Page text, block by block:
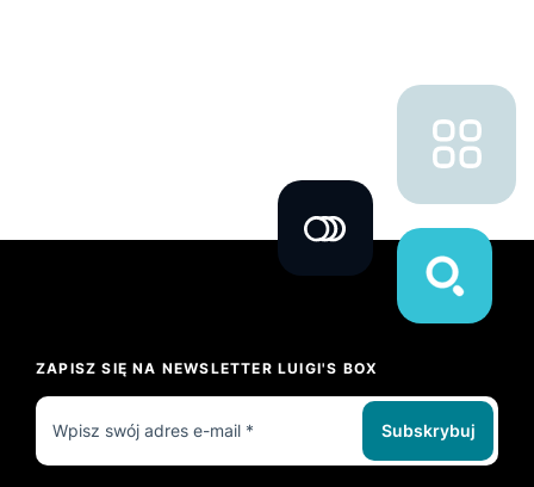
ZAPISZ SIĘ NA NEWSLETTER LUIGI'S BOX
Subskrybuj